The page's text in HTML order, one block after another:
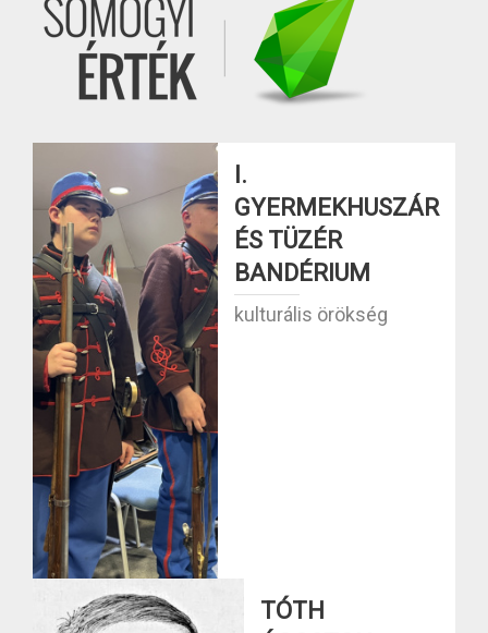
I.
GYERMEKHUSZÁR
ÉS TÜZÉR
BANDÉRIUM
kulturális örökség
TÓTH